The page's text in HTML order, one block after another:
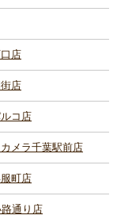
店
店
コ店
メラ千葉駅前店
町店
通り店